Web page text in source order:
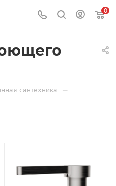
0
сантехника —